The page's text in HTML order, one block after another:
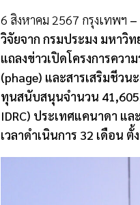
6 สิงหาคม 2567 กรุงเทพฯ –
วิจัยจาก กรมประมง มหาวิ
แถลงข่าวเปิดโครงการควา
(phage) และสารเสริมชีวน
ทุนสนับสนุนจำนวน 41,605
IDRC) ประเทศแคนาดา แล
เวลาดำเนินการ 32 เดือน